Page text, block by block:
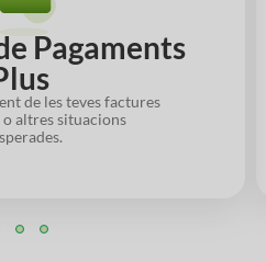
Pagaments
de les teves factures
altres situacions